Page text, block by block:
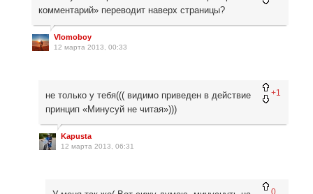
комментарий» переводит наверх страницы?
Vlomoboy
12 марта 2013, 00:33
+1
не только у тебя((( видимо приведен в действие
принцип «Минусуй не читая»)))
Kapusta
12 марта 2013, 06:31
0